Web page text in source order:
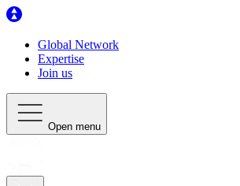
Global Network
Expertise
Join us
Open menu